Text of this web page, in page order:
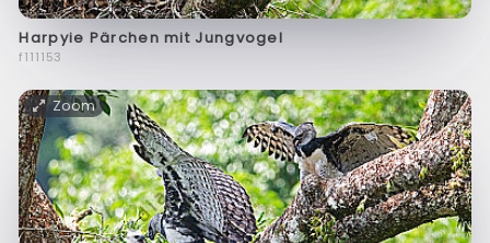
Harpyie Pärchen mit Jungvogel
f111153
Zoom